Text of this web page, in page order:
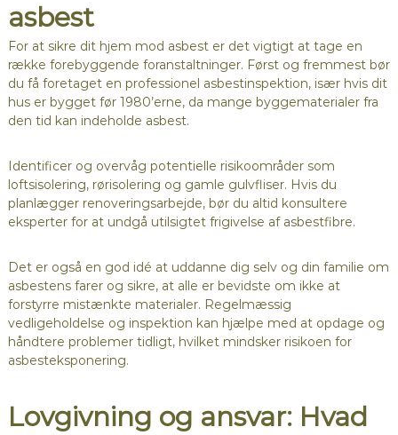
asbest
For at sikre dit hjem mod asbest er det vigtigt at tage en
række forebyggende foranstaltninger. Først og fremmest bør
du få foretaget en professionel asbestinspektion, især hvis dit
hus er bygget før 1980’erne, da mange byggematerialer fra
den tid kan indeholde asbest.
Identificer og overvåg potentielle risikoområder som
loftsisolering, rørisolering og gamle gulvfliser. Hvis du
planlægger renoveringsarbejde, bør du altid konsultere
eksperter for at undgå utilsigtet frigivelse af asbestfibre.
Det er også en god idé at uddanne dig selv og din familie om
asbestens farer og sikre, at alle er bevidste om ikke at
forstyrre mistænkte materialer. Regelmæssig
vedligeholdelse og inspektion kan hjælpe med at opdage og
håndtere problemer tidligt, hvilket mindsker risikoen for
asbesteksponering.
Lovgivning og ansvar: Hvad